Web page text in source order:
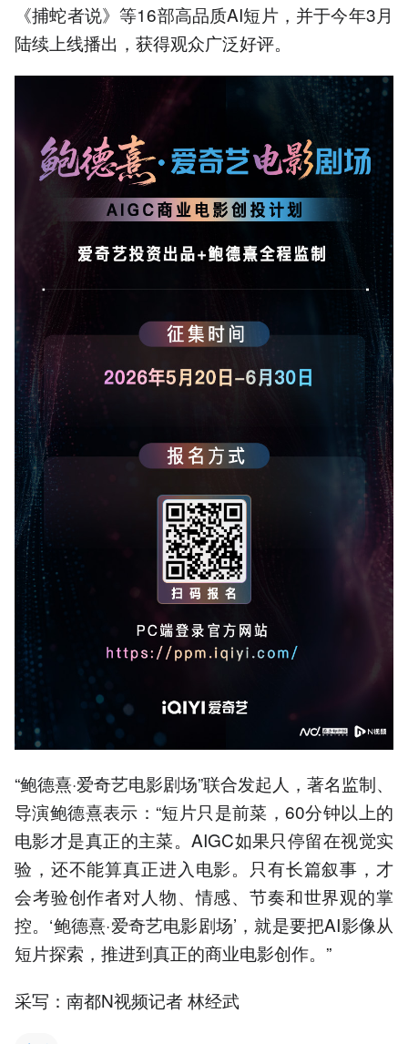
《捕蛇者说》等16部高品质AI短片，并于今年3月
陆续上线播出，获得观众广泛好评。
“鲍德熹·爱奇艺电影剧场”联合发起人，著名监制、
导演鲍德熹表示：“短片只是前菜，60分钟以上的
电影才是真正的主菜。AIGC如果只停留在视觉实
验，还不能算真正进入电影。只有长篇叙事，才
会考验创作者对人物、情感、节奏和世界观的掌
控。‘鲍德熹·爱奇艺电影剧场’，就是要把AI影像从
短片探索，推进到真正的商业电影创作。”
采写：南都N视频记者 林经武